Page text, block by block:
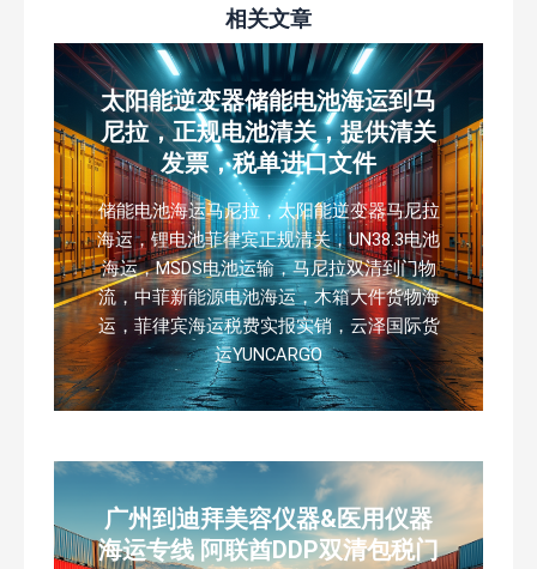
相关文章
太阳能逆变器储能电池海运到马
尼拉，正规电池清关，提供清关
发票，税单进口文件
储能电池海运马尼拉，太阳能逆变器马尼拉
海运，锂电池菲律宾正规清关，UN38.3电池
海运，MSDS电池运输，马尼拉双清到门物
流，中菲新能源电池海运，木箱大件货物海
运，菲律宾海运税费实报实销，云泽国际货
运YUNCARGO
广州到迪拜美容仪器&医用仪器
海运专线 阿联酋DDP双清包税门